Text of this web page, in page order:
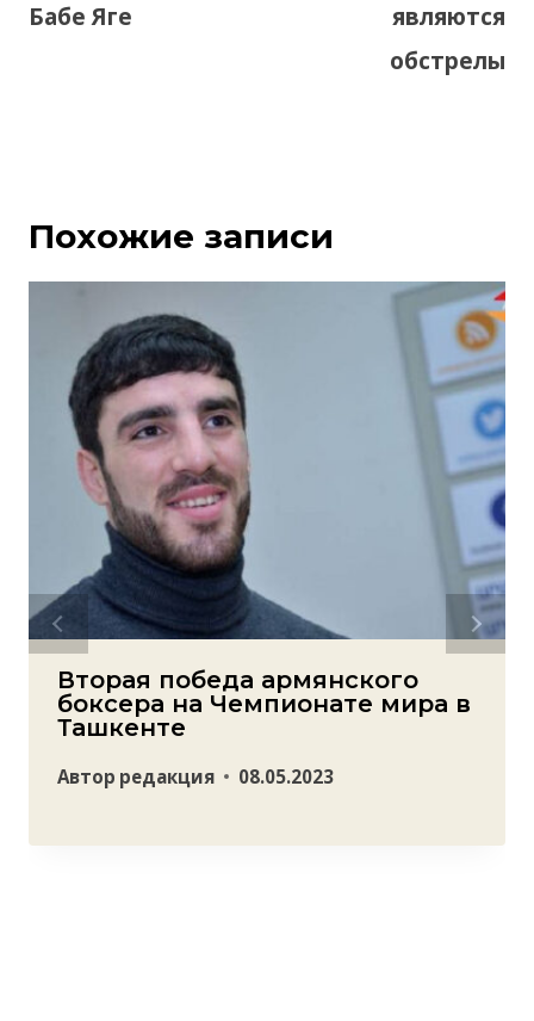
Бабе Яге
являются
обстрелы
Похожие записи
Вторая победа армянского
боксера на Чемпионате мира в
Ташкенте
Автор редакция 08.05.2023